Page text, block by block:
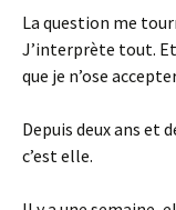
La question me
J’interprète tout. Et
que je n’ose
Depuis deux ans et
c’est elle.